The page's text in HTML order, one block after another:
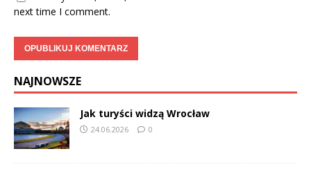
next time I comment.
NAJNOWSZE
Jak turyści widzą Wrocław
24.06.2026 0